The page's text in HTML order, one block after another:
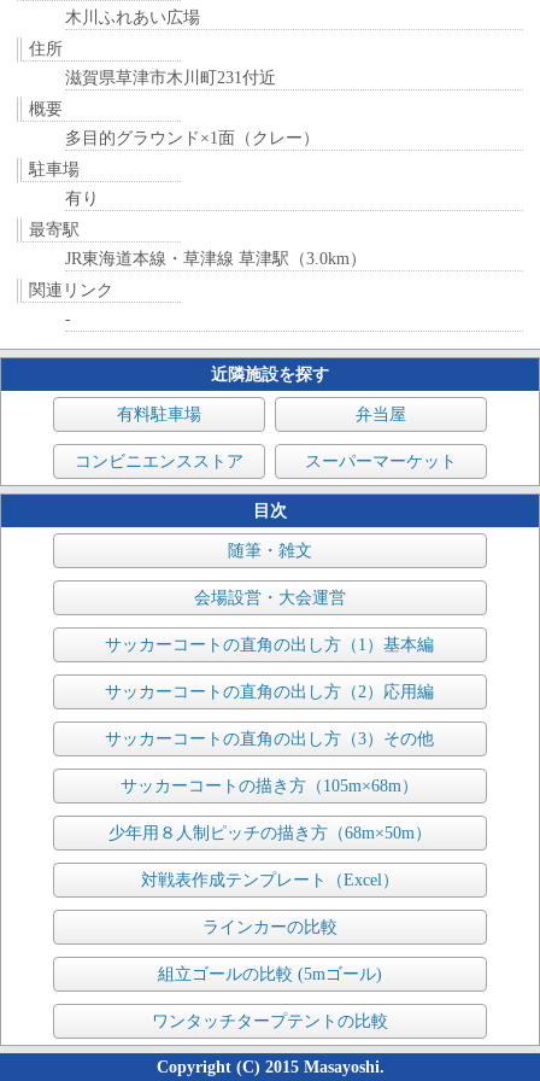
木川ふれあい広場
住所
滋賀県草津市木川町231付近
概要
多目的グラウンド×1面（クレー）
駐車場
有り
最寄駅
JR東海道本線・草津線 草津駅（3.0km）
関連リンク
-
近隣施設を探す
有料駐車場 弁当屋
コンビニエンスストア スーパーマーケット
目次
随筆・雑文
会場設営・大会運営
サッカーコートの直角の出し方（1）基本編
サッカーコートの直角の出し方（2）応用編
サッカーコートの直角の出し方（3）その他
サッカーコートの描き方（105m×68m）
少年用８人制ピッチの描き方（68m×50m）
対戦表作成テンプレート（Excel）
ラインカーの比較
組立ゴールの比較 (5mゴール)
ワンタッチタープテントの比較
Copyright (C) 2015 Masayoshi.